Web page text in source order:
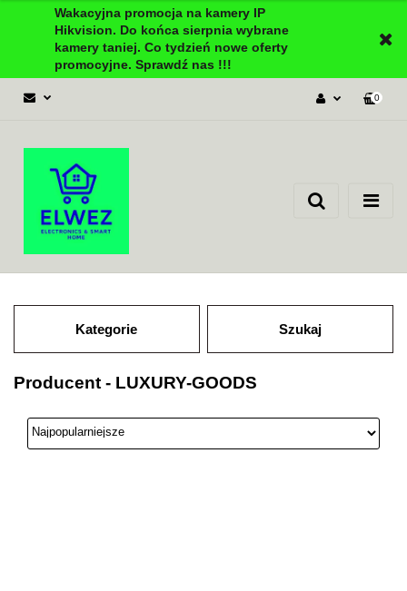
Wakacyjna promocja na kamery IP
Hikvision. Do końca sierpnia wybrane
kamery taniej. Co tydzień nowe oferty
promocyjne. Sprawdź nas !!!
Zgody cookies
0
Kategorie Szukaj
Producent - LUXURY-GOODS